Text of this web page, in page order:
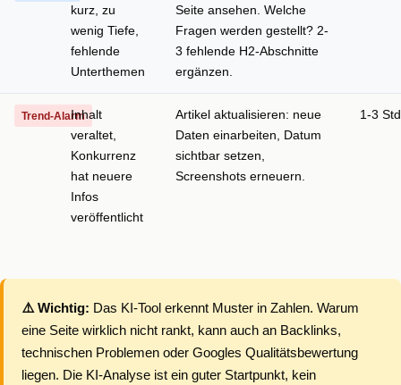
kurz, zu
wenig Tiefe,
fehlende
Unterthemen
Seite ansehen. Welche
Fragen werden gestellt? 2-
3 fehlende H2-Abschnitte
ergänzen.
Trend-AlarmInhalt
veraltet,
Konkurrenz
hat neuere
Infos
veröffentlicht
Artikel aktualisieren: neue
Daten einarbeiten, Datum
sichtbar setzen,
Screenshots erneuern.
1-3
⚠️ Wichtig: Das KI-Tool erkennt Muster in Zahlen. Warum
eine Seite wirklich nicht rankt, kann auch an Backlinks,
technischen Problemen oder Googles Qualitätsbewertung
liegen. Die KI-Analyse ist ein guter Startpunkt, kein